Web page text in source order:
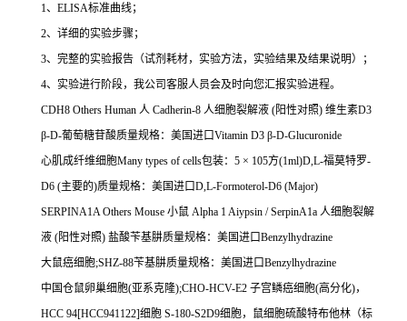
1、 ELISA标准曲线；
2、详细的实验步骤；
3、完整的实验报告（试剂耗材，实验方法，实验结果及结果说明）；
4、实验进行阶段，我公司客服人员会及时向您汇报实验进程。
CDH8 Others Human 人 Cadherin-8 人细胞裂解液 (阳性对照) 维生素D3
β-D-葡萄糖苷酸质量规格：美国进口Vitamin D3 β-D-Glucuronide
心肌成纤维细胞Many types of cells包装： 5 × 105方(1ml)D,L-福莫特罗-
D6 (主要的)质量规格：美国进口D,L-Formoterol-D6 (Major)
SERPINA1A Others Mouse 小鼠 Alpha 1 Aiypsin / SerpinA1a 人细胞裂解
液 (阳性对照) 盐酸苄基肼质量规格：美国进口Benzylhydrazine
大鼠癌细胞;SHZ-88苄基肼质量规格：美国进口Benzylhydrazine
中国仓鼠卵巢细胞(亚系克隆);CHO-HCV-E2 子宫鳞癌细胞(高分化)，
HCC 94[HCC941122]细胞 S-180-S2D9细胞，鼠细胞硫酸特布他林（标